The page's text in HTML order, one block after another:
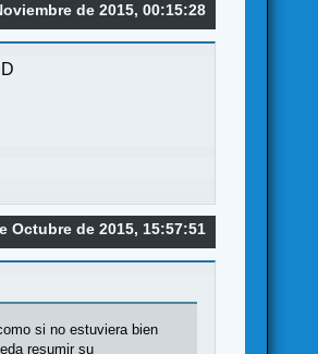
de 2015, 00:15:28
Octubre de 2015, 15:57:51
si no estuviera bien
resumir su